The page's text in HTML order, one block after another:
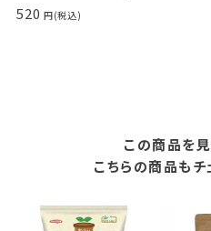
520
この商品を
こちらの商品もチ